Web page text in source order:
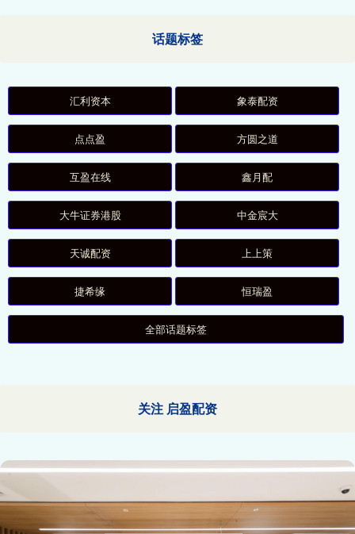
话题标签
汇利资本 象泰配资
点点盈 方圆之道
互盈在线 鑫月配
大牛证券港股 中金宸大
天诚配资 上上策
捷希缘 恒瑞盈
全部话题标签
关注 启盈配资